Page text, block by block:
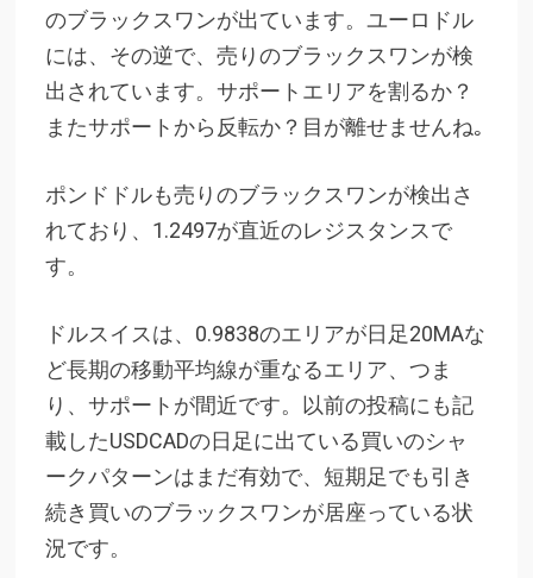
のブラックスワンが出ています。ユーロドル
には、その逆で、売りのブラックスワンが検
出されています。サポートエリアを割るか？
またサポートから反転か？目が離せませんね｡
ポンドドルも売りのブラックスワンが検出さ
れており、1.2497が直近のレジスタンスで
す。
ドルスイスは、0.9838のエリアが日足20MAな
ど長期の移動平均線が重なるエリア、つま
り、サポートが間近です。以前の投稿にも記
載したUSDCADの日足に出ている買いのシャ
ークパターンはまだ有効で、短期足でも引き
続き買いのブラックスワンが居座っている状
況です。